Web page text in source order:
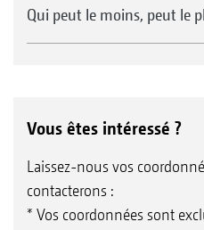
Qui peut le moins, peut le
Vous êtes intéressé ?
Laissez-nous vos
contacterons :
* Vos coordonnées sont